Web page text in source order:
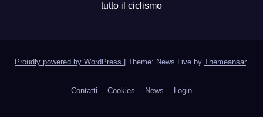
tutto il ciclismo
Proudly powered by WordPress Theme: News Live by Themeansar.
Contatti Cookies News Login